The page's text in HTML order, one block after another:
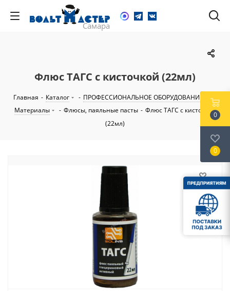
Флюс ТАГС с кисточкой (22мл)
Главная - Каталог - ПРОФЕССИОНАЛЬНОЕ ОБОРУДОВАНИЕ
-
Материалы
- Флюсы, паяльные пасты - Флюс ТАГС с кисточкой
(22мл)
0
0